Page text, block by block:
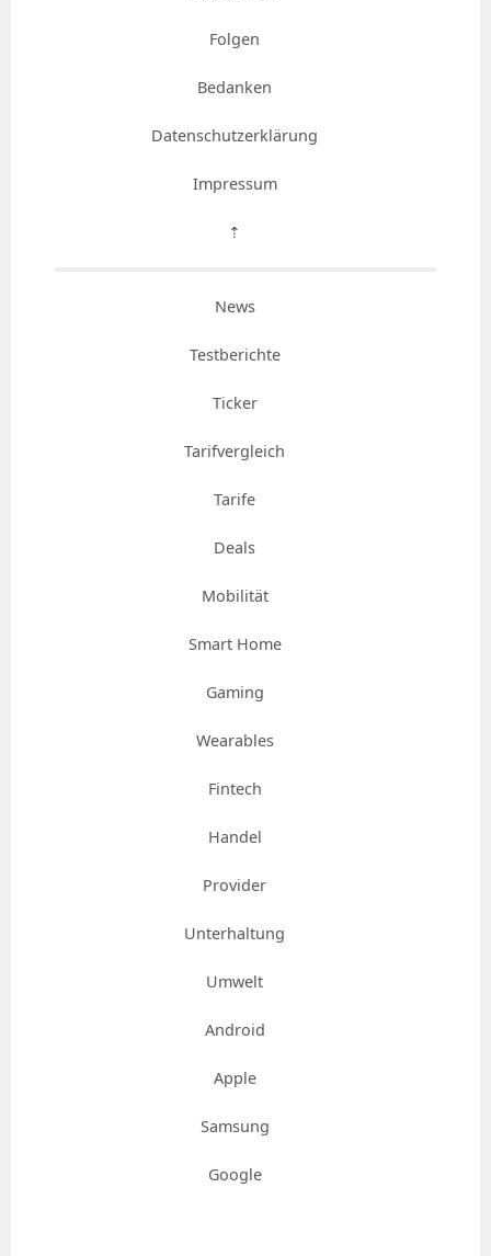
Folgen
Bedanken
Datenschutzerklärung
Impressum
⇡
News
Testberichte
Ticker
Tarifvergleich
Tarife
Deals
Mobilität
Smart Home
Gaming
Wearables
Fintech
Handel
Provider
Unterhaltung
Umwelt
Android
Apple
Samsung
Google